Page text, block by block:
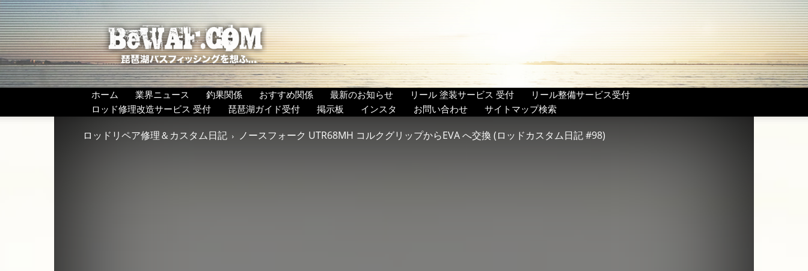
BeWAF
(ビ
ワ
エ
フ）
ホーム 業界ニュース 釣果関係 おすすめ関係 最新のお知らせ リール 塗装サービス 受付
リール整備サービス受付
ロッド修理改造サービス 受付
琵琶湖ガイド受付 掲示板 インスタ お問い合わせ サイトマップ検索
ロッドリペア修理＆カスタム日記 ノースフォーク UTR68MH コルクグリップからEVA へ交換 (ロッドカスタム日記 #98)